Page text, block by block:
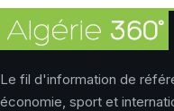
Le fil d'information de
économie, sport et